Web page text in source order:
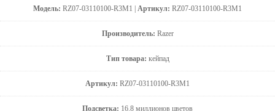
Модель: RZ07-03110100-R3M1 | Артикул: RZ07-03110100-R3M1
Производитель: Razer
Тип товара: кейпад
Артикул: RZ07-03110100-R3M1
Подсветка: 16.8 миллионов цветов